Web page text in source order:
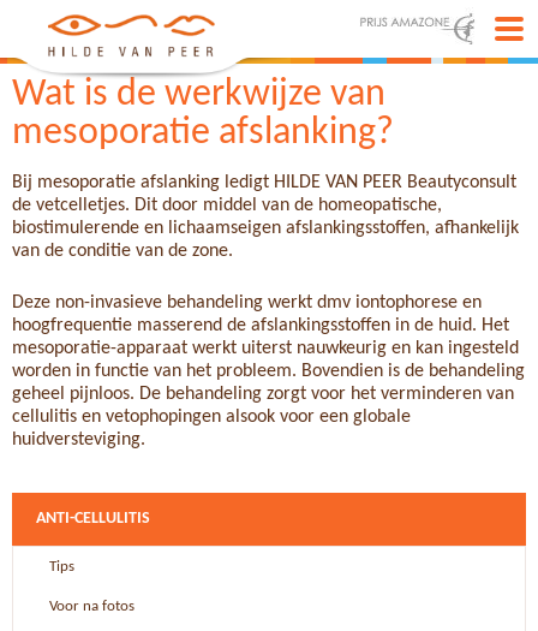
Wat is de werkwijze van
mesoporatie afslanking?
Bij mesoporatie afslanking ledigt HILDE VAN PEER Beautyconsult
de vetcelletjes. Dit door middel van de homeopatische,
biostimulerende en lichaamseigen afslankingsstoffen, afhankelijk
van de conditie van de zone.
Deze non-invasieve behandeling werkt dmv iontophorese en
hoogfrequentie masserend de afslankingsstoffen in de huid. Het
mesoporatie-apparaat werkt uiterst nauwkeurig en kan ingesteld
worden in functie van het probleem. Bovendien is de behandeling
geheel pijnloos. De behandeling zorgt voor het verminderen van
cellulitis en vetophopingen alsook voor een globale
huidversteviging.
ANTI-CELLULITIS
Tips
Voor na fotos